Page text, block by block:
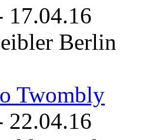
17.04.16
Berlin
Twombly
22.04.16